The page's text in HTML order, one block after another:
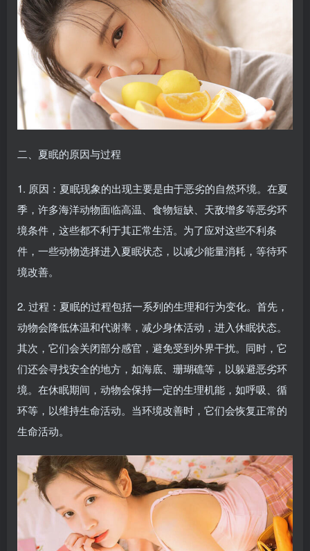
二、夏眠的原因与过程
1. 原因：夏眠现象的出现主要是由于恶劣的自然环境。在夏
季，许多海洋动物面临高温、食物短缺、天敌增多等恶劣环
境条件，这些都不利于其正常生活。为了应对这些不利条
件，一些动物选择进入夏眠状态，以减少能量消耗，等待环
境改善。
2. 过程：夏眠的过程包括一系列的生理和行为变化。首先，
动物会降低体温和代谢率，减少身体活动，进入休眠状态。
其次，它们会关闭部分感官，避免受到外界干扰。同时，它
们还会寻找安全的地方，如海底、珊瑚礁等，以躲避恶劣环
境。在休眠期间，动物会保持一定的生理机能，如呼吸、循
环等，以维持生命活动。当环境改善时，它们会恢复正常的
生命活动。